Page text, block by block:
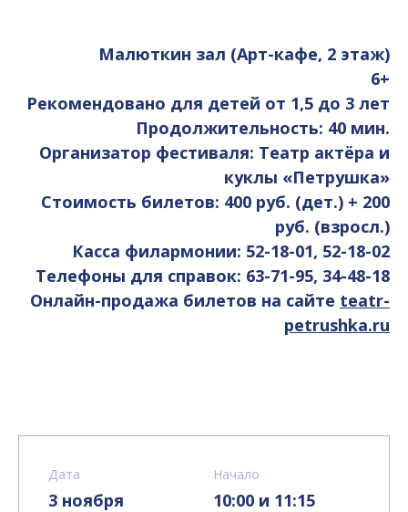
Малюткин зал (Арт-кафе, 2 этаж)
6+
Рекомендовано для детей от 1,5 до 3 лет
Продолжительность: 40 мин.
Организатор фестиваля: Театр актёра и
куклы «Петрушка»
Стоимость билетов: 400 руб. (дет.) + 200
руб. (взросл.)
Касса филармонии: 52-18-01, 52-18-02
Телефоны для справок: 63-71-95, 34-48-18
Онлайн-продажа билетов на сайте teatr-
petrushka.ru
Дата
3 ноября
Начало
10:00 и 11:15